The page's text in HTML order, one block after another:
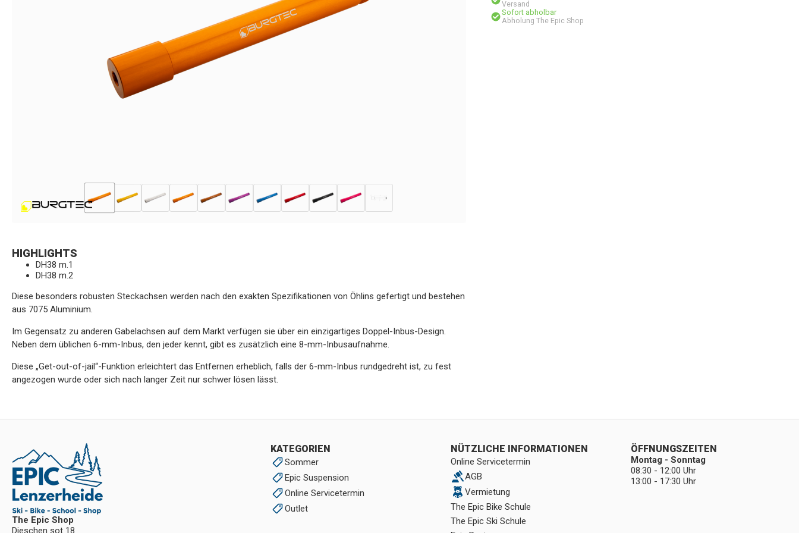
Versand
Sofort abholbar
Abholung The Epic Shop
HIGHLIGHTS
DH38 m.1
DH38 m.2
Diese besonders robusten Steckachsen werden nach den exakten Spezifikationen von Öhlins gefertigt und bestehen
aus 7075 Aluminium.
Im Gegensatz zu anderen Gabelachsen auf dem Markt verfügen sie über ein einzigartiges Doppel-Inbus-Design.
Neben dem üblichen 6-mm-Inbus, den jeder kennt, gibt es zusätzlich eine 8-mm-Inbusaufnahme.
Diese „Get-out-of-jail“-Funktion erleichtert das Entfernen erheblich, falls der 6-mm-Inbus rundgedreht ist, zu fest
angezogen wurde oder sich nach langer Zeit nur schwer lösen lässt.
The Epic Shop
Dieschen sot 18
KATEGORIEN
Sommer
Epic Suspension
Online Servicetermin
Outlet
NÜTZLICHE INFORMATIONEN
Online Servicetermin
AGB
Vermietung
The Epic Bike Schule
The Epic Ski Schule
ÖFFNUNGSZEITEN
Montag - Sonntag
08:30 - 12:00 Uhr
13:00 - 17:30 Uhr